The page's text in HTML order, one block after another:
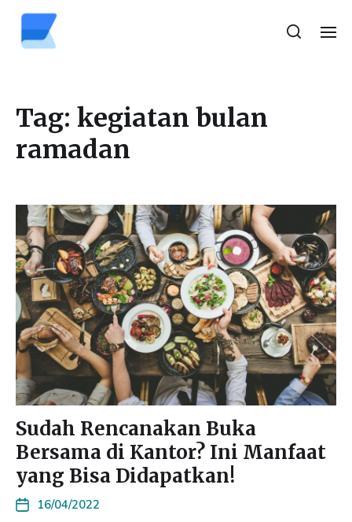
Tag: kegiatan bulan
ramadan
Sudah Rencanakan Buka
Bersama di Kantor? Ini Manfaat
yang Bisa Didapatkan!
16/04/2022